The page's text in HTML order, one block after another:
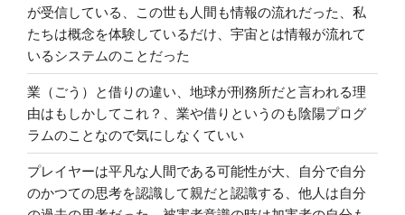
が受信している、この世も人間も情報の流れだった、私
たちは概念を体験しているだけ、宇宙とは情報が流れて
いるシステムのことだった
業（ごう）と借りの違い、地球が刑務所だと言われる理
由はもしかしてこれ？、業や借りというのも陰陽プログ
ラムのことなので気にしなくていい
プレイヤーは平凡な人間である可能性が大、自分で自分
のかつての思考を認識して親だと認識する、他人は自分